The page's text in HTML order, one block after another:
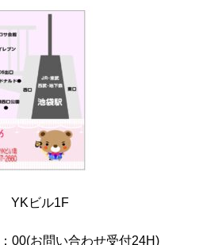
YKビル1F
00(お問い合わせ受付24H)